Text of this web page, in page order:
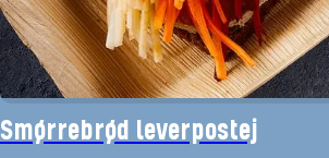
Smørrebrød leverpostej